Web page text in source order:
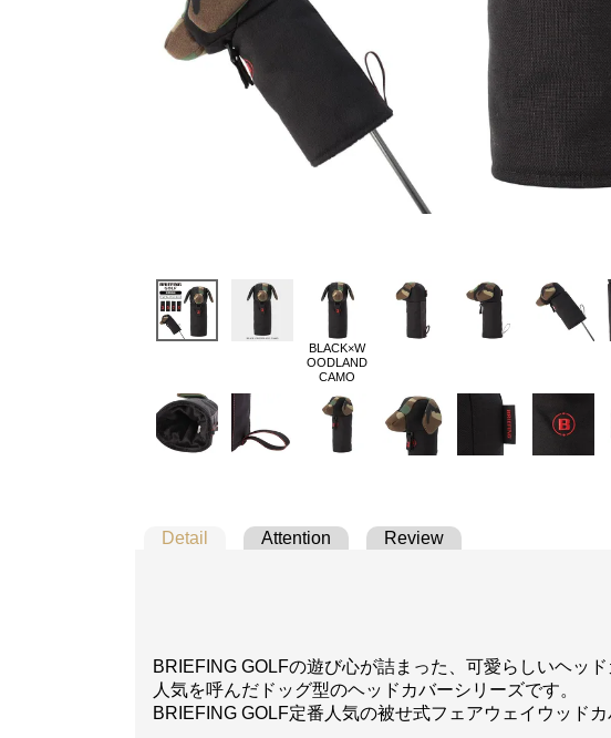
BLACK×W
OODLAND
CAMO
Detail Attention Review
BRIEFING GOLFの遊び心が詰まった、可愛らしいヘッ
人気を呼んだドッグ型のヘッドカバーシリーズです。
BRIEFING GOLF定番人気の被せ式フェアウェイウッドカ